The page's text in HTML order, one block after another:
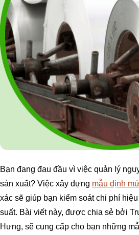
Bạn đang đau đầu vì việc quản lý
sản xuất? Việc xây dựng mẫu định
xác sẽ giúp bạn kiểm soát chi phí
suất. Bài viết này, được chia sẻ bởi
Hưng, sẽ cung cấp cho bạn những